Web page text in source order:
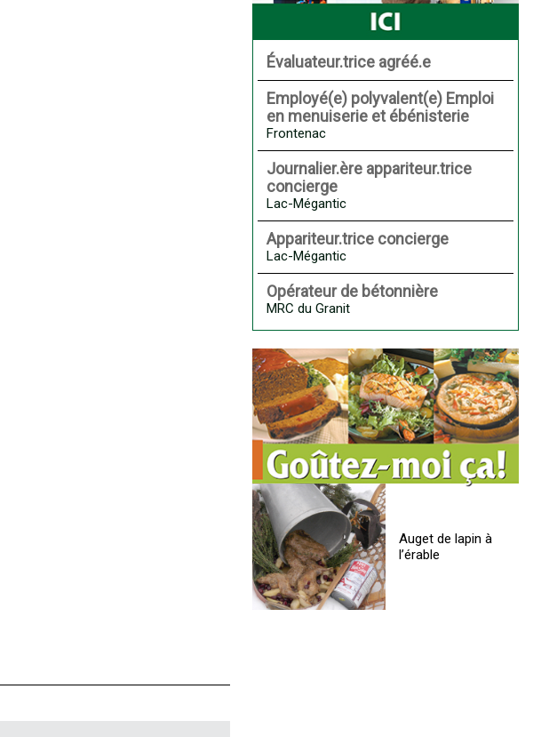
Évaluateur.trice agréé.e
Employé(e) polyvalent(e) Emploi
en menuiserie et ébénisterie
Frontenac
Journalier.ère appariteur.trice
concierge
Lac-Mégantic
Appariteur.trice concierge
Lac-Mégantic
Opérateur de bétonnière
MRC du Granit
Auget de lapin à
l’érable